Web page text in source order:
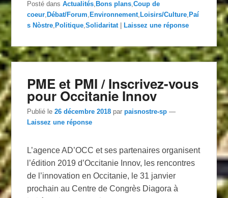
Posté dans Actualités, Bons plans,Coup de
coeur, Débat/Forum, Environnement, Loisirs/Culture, Paí
s Nòstre, Politique,Solidaritat Laissez une réponse
PME et PMI / Inscrivez-vous
pour Occitanie Innov
Publié le26 décembre 2018 parpaisnostre-sp —
Laissez une réponse
L’agence AD’OCC et ses partenaires organisent
l’édition 2019 d’Occitanie Innov, les rencontres
de l’innovation en Occitanie, le 31 janvier
prochain au Centre de Congrès Diagora à